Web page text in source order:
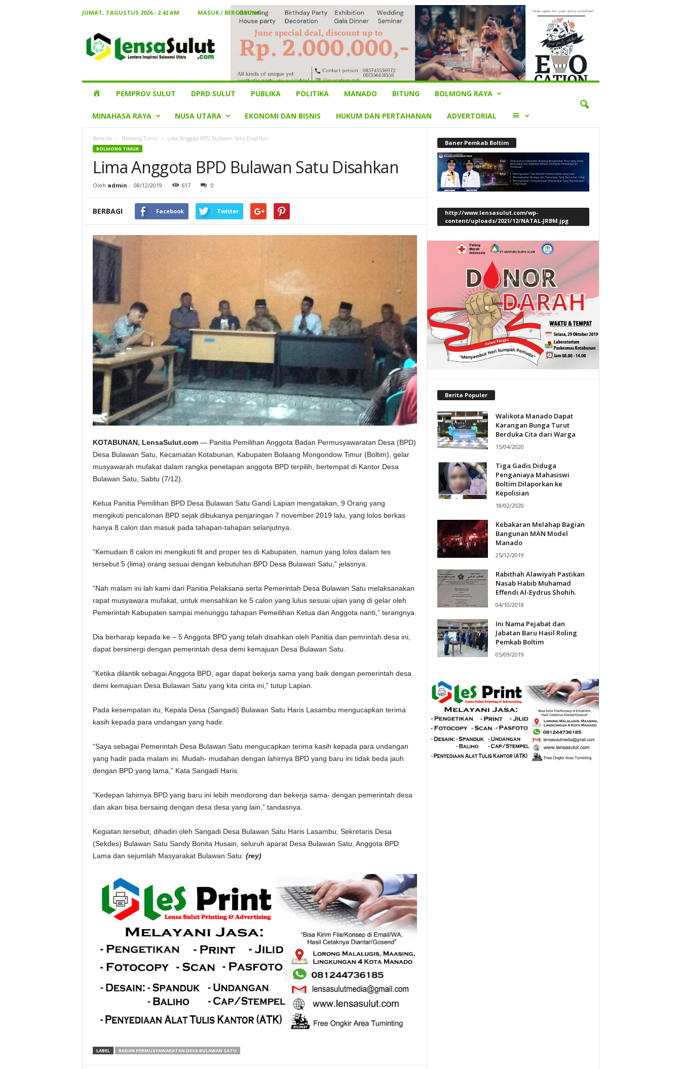
JUMAT, 7 AGUSTUS 2026 - 2:42 AM
MASUK / BERGABUNG
Sulut
HOMEPEMPROV SULUT DPRD SULUT PUBLIKA POLITIKA MANADO BITUNG BOLMONG RAYA
MINAHASA RAYA NUSA UTARA EKONOMI DAN BISNIS HUKUM DAN PERTAHANAN ADVERTORIAL LAINNYA
Beranda Bolmong Timur Lima Anggota BPD Bulawan Satu Disahkan
BOLMONG TIMUR
Lima Anggota BPD Bulawan Satu Disahkan
Oleh admin - 08/12/2019 617 0
BERBAGI Facebook Twitter
KOTABUNAN, LensaSulut.com— Panitia Pemilihan Anggota Badan Permusyawaratan Desa (BPD)
Desa Bulawan Satu, Kecamatan Kotabunan, Kabupaten Bolaang Mongondow Timur (Boltim), gelar
musyawarah mufakat dalam rangka penetapan anggota BPD terpilih, bertempat di Kantor Desa
Bulawan Satu, Sabtu (7/12).
Ketua Panitia Pemilihan BPD Desa Bulawan Satu Gandi Lapian mengatakan, 9 Orang yang
mengikuti pencalonan BPD sejak dibukanya penjaringan 7 november 2019 lalu, yang lolos berkas
hanya 8 calon dan masuk pada tahapan-tahapan selanjutnya.
“Kemudain 8 calon ini mengikuti fit and proper tes di Kabupaten, namun yang lolos dalam tes
tersebut 5 (lima) orang sesuai dengan kebutuhan BPD Desa Bulawan Satu,” jelasnya.
“Nah malam ini lah kami dari Panitia Pelaksana serta Pemerintah Desa Bulawan Satu melaksanakan
rapat musyawara mufakat, untuk mensahkan ke 5 calon yang lulus sesuai ujian yang di gelar oleh
Pemerintah Kabupaten sampai menunggu tahapan Pemeilihan Ketua dan Anggota nanti,” terangnya.
Dia berharap kepada ke – 5 Anggota BPD yang telah disahkan oleh Panitia dan pemrintah desa ini,
dapat bersinergi dengan pemerintah desa demi kemajuan Desa Bulawan Satu.
“Ketika dilantik sebagai Anggota BPD, agar dapat bekerja sama yang baik dengan pemerintah desa
demi kemajuan Desa Bulawan Satu yang kita cinta ini,” tutup Lapian.
Pada kesempatan itu, Kepala Desa (Sangadi) Bulawan Satu Haris Lasambu mengucapkan terima
kasih kepada para undangan yang hadir.
“Saya sebagai Pemerintah Desa Bulawan Satu mengucapkan terima kasih kepada para undangan
yang hadir pada malam ini. Mudah- mudahan dengan lahirnya BPD yang baru ini tidak beda jauh
dengan BPD yang lama,” Kata Sangadi Haris.
“Kedepan lahirnya BPD yang baru ini lebih mendorong dan bekerja sama- dengan pemerintah desa
dan akan bisa bersaing dengan desa desa yang lain,” tandasnya.
Kegiatan tersebut, dihadiri oleh Sangadi Desa Bulawan Satu Haris Lasambu, Sekretaris Desa
(Sekdes) Bulawan Satu Sandy Bonita Husain, seluruh aparat Desa Bulawan Satu, Anggota BPD
Lama dan sejumlah Masyarakat Bulawan Satu. (rey)
LABEL BADAN PERMUSYAWARATAN DESA BULAWAN SATU
Baner Pemkab Boltim
http://www.lensasulut.com/wp-
content/uploads/2021/12/NATAL-JRBM.jpg
Berita Populer
Walikota Manado Dapat
Karangan Bunga Turut
Berduka Cita dari Warga
15/04/2020
Tiga Gadis Diduga
Penganiaya Mahasiswi
Boltim Dilaporkan ke
Kepolisian
18/02/2020
Kebakaran Melahap Bagian
Bangunan MAN Model
Manado
25/12/2019
Rabithah Alawiyah Pastikan
Nasab Habib Muhamad
Effendi Al-Eydrus Shohih.
04/10/2018
Ini Nama Pejabat dan
Jabatan Baru Hasil Roling
Pemkab Boltim
05/09/2019